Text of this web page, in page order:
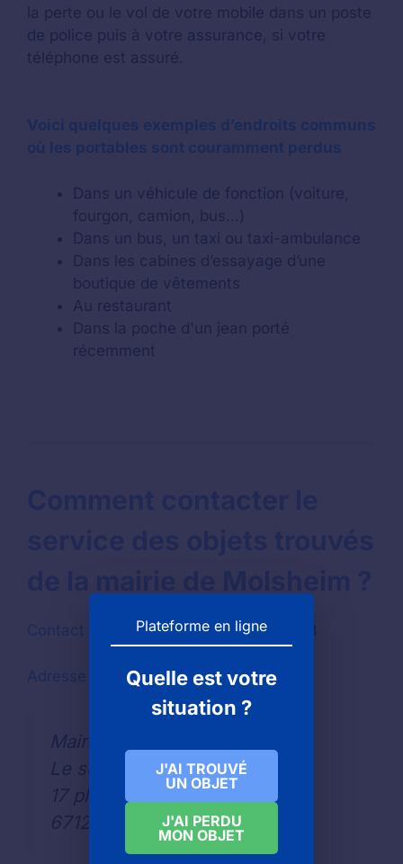
la perte ou le vol de votre mobile dans un poste
de police puis à votre assurance, si votre
téléphone est assuré.
Voici quelques exemples d’endroits communs
où les portables sont couramment perdus
Dans un véhicule de fonction (voiture,
fourgon, camion, bus…)
Dans un bus, un taxi ou taxi-ambulance
Dans les cabines d’essayage d’une
boutique de vêtements
Au restaurant
Dans la poche d'un jean porté
récemment
Contact par téléphone :03 88 49 58 58
Adresse pour envoyer une lettre
Mairie de MOLSHEIM
Le service des objets trouvés
17 place de l'Hôtel de Ville
67129
Plateforme en ligne
Quelle est votre
situation ?
J'AI TROUVÉ
UN OBJET
J'AI PERDU
MON OBJET